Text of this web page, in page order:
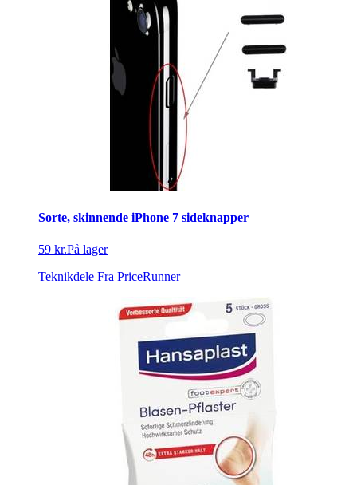
Sorte, skinnende iPhone 7 sideknapper
59 kr.På lager
Teknikdele Fra PriceRunner